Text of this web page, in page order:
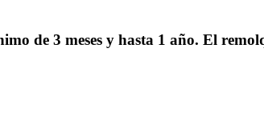
de 3 meses y hasta 1 año. El